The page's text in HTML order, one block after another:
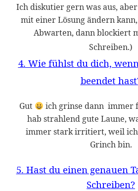
Ich diskutier gern was aus,
mit einer Lösung ändern
Abwarten, dann blockiert
Schreiben.)
4. Wie fühlst du dich,
beendet
Gut
ich grinse dann immer
hab strahlend gute Laune,
immer stark irritiert, weil ich
Grinch bin.
5. Hast du einen genauen
Schreiben?